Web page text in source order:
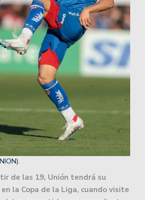
de las 19, Unión tendrá su
la Copa de la Liga, cuando visite